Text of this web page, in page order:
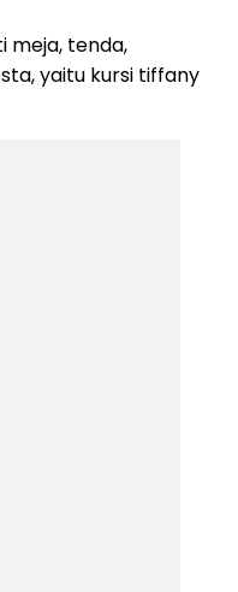
meja, tenda,
yaitu kursi tiffany